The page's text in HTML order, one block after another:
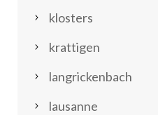
klosters
krattigen
langrickenbach
lausanne